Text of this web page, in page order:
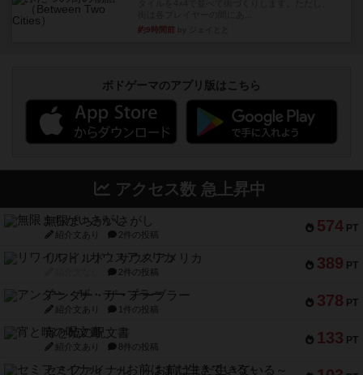
約9時間前
ボドゲーマのアプリ版はこちら
アクセス数 急上昇中
574 PT
無限まちがいさがし
紹介文あり 2件の投稿
389 PT
リワイルド：サウスアメリカ
2件の投稿
378 PT
アンダー・ザ・テーブラー
紹介文あり 1件の投稿
133 PT
宵と暁の呪文書
紹介文あり 8件の投稿
セミファイナル ～お前はまだ生きている～